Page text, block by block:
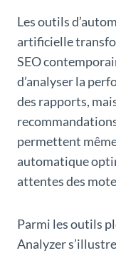
Les outils
artificielle
SEO
d’analyser la
des rapports,
permettent
automatique
attentes des
Parmi les outils
Analyzer